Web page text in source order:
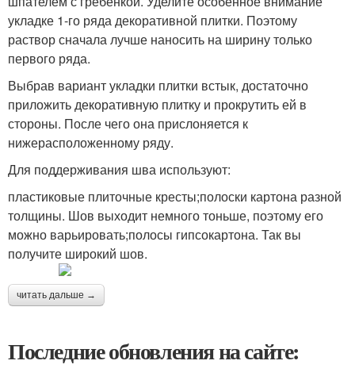
укладке 1-го ряда декоративной плитки. Поэтому
раствор сначала лучше наносить на ширину только
первого ряда.
Выбрав вариант укладки плитки встык, достаточно
приложить декоративную плитку и прокрутить ей в
стороны. После чего она прислоняется к
нижерасположенному ряду.
Для поддерживания шва используют:
пластиковые плиточные кресты;полоски картона разной
толщины. Шов выходит немного тоньше, поэтому его
можно варьировать;полосы гипсокартона. Так вы
получите широкий шов.
читать дальше →
Последние обновления на сайте: